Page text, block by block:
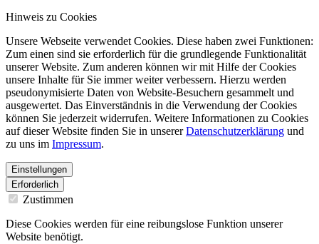
Hinweis zu Cookies
Unsere Webseite verwendet Cookies. Diese haben zwei Funktionen:
Zum einen sind sie erforderlich für die grundlegende Funktionalität
unserer Website. Zum anderen können wir mit Hilfe der Cookies
unsere Inhalte für Sie immer weiter verbessern. Hierzu werden
pseudonymisierte Daten von Website-Besuchern gesammelt und
ausgewertet. Das Einverständnis in die Verwendung der Cookies
können Sie jederzeit widerrufen. Weitere Informationen zu Cookies
auf dieser Website finden Sie in unsererDatenschutzerklärung und
zu uns im Impressum.
Einstellungen
Erforderlich
Zustimmen
Diese Cookies werden für eine reibungslose Funktion unserer
Website benötigt.